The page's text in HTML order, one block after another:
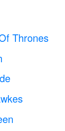
Thrones